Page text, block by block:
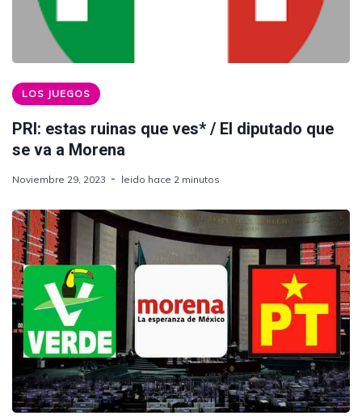
LOS JUEGOS
PRI: estas ruinas que ves* / El diputado que
se va a Morena
Noviembre 29, 2023 leido hace 2 minutos